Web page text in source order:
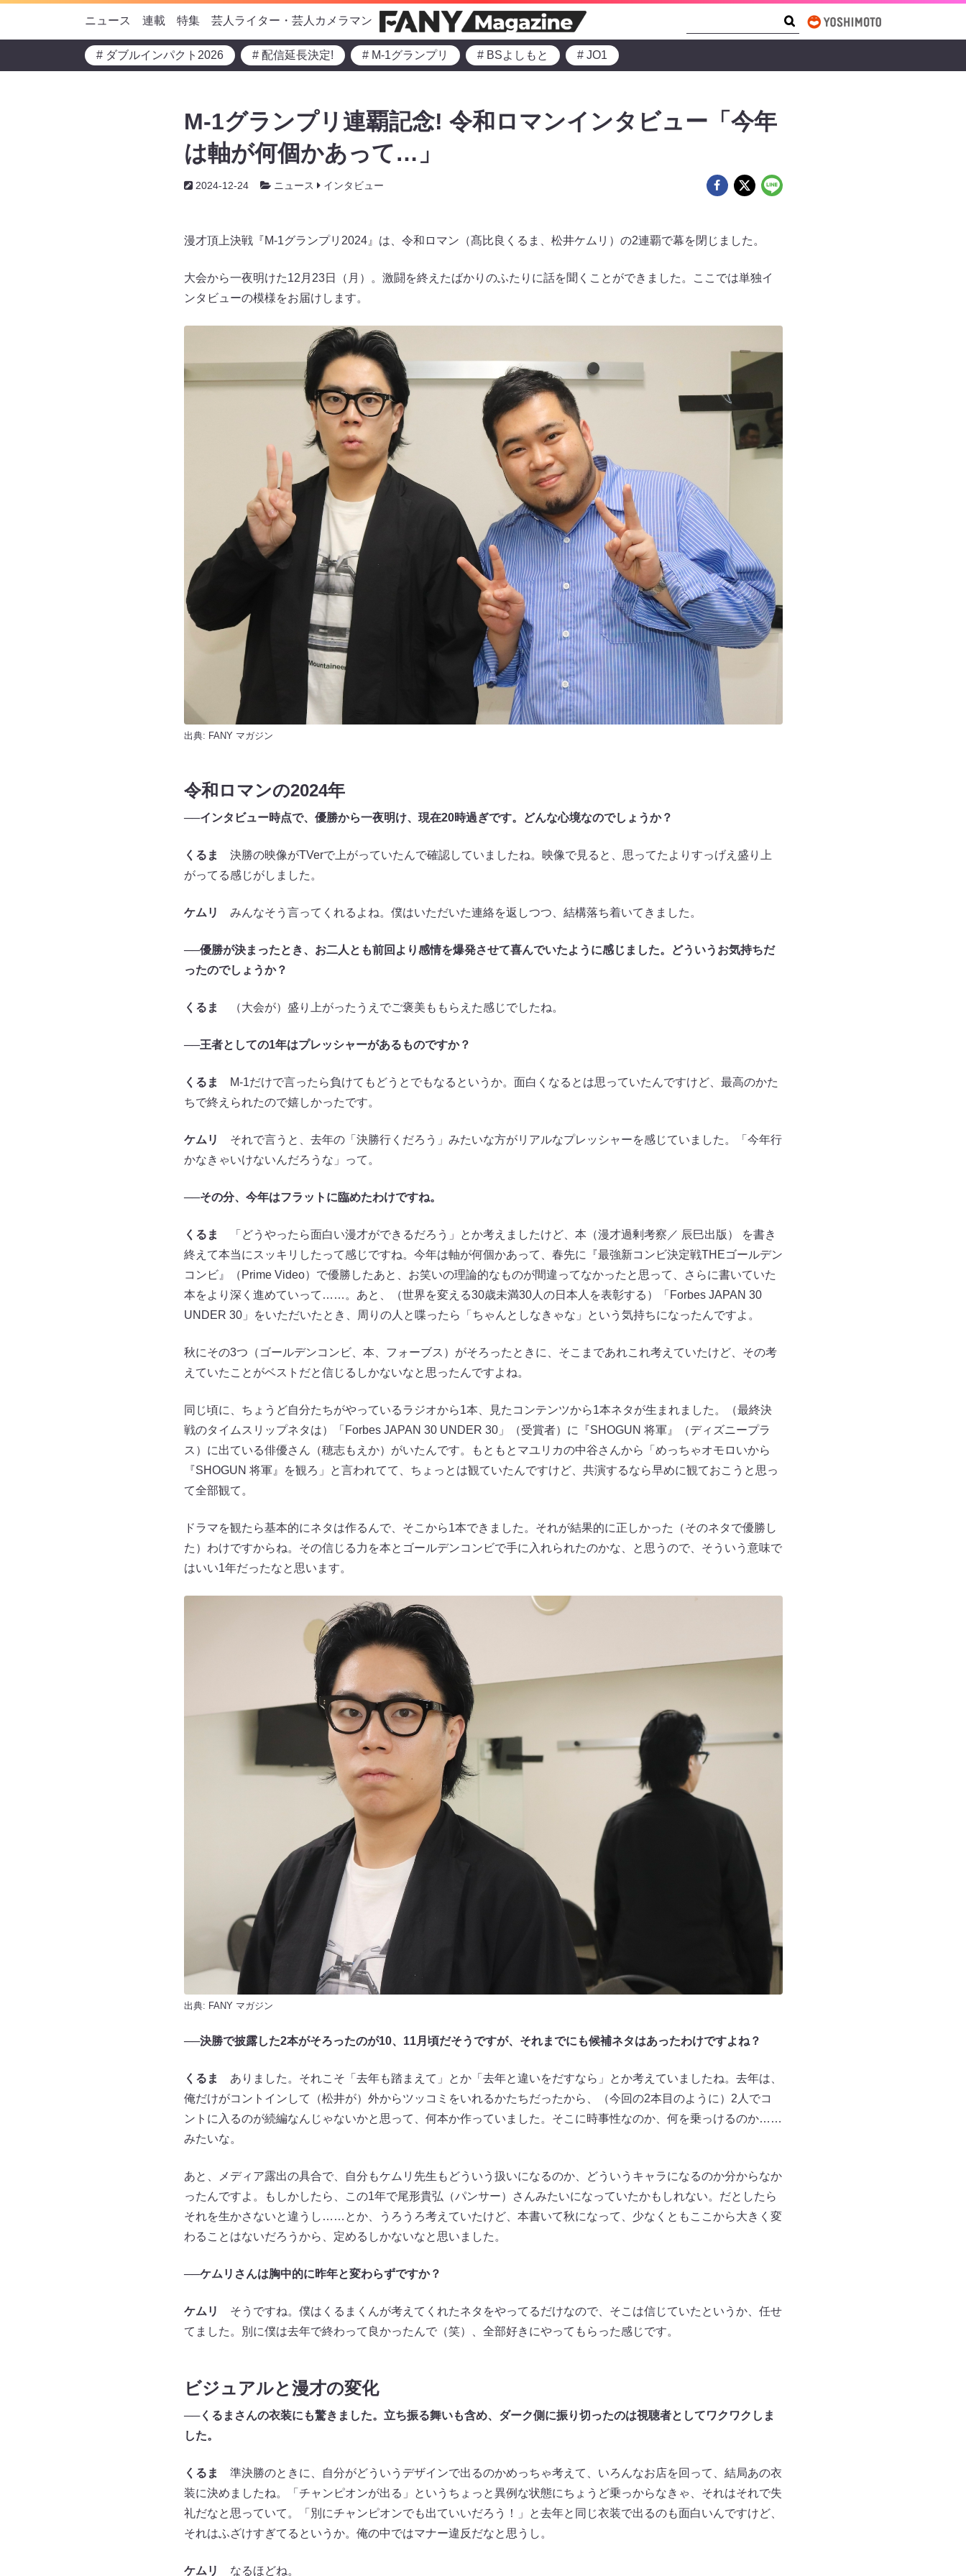
ニュース 連載 特集 芸人ライター・芸人カメラマン
# ダブルインパクト2026 # 配信延長決定! # M-1グランプリ # BSよしもと # JO1
M-1グランプリ連覇記念! 令和ロマンインタビュー「今年
は軸が何個かあって…」
2024-12-24 ニュース インタビュー
漫才頂上決戦『M-1グランプリ2024』は、令和ロマン（髙比良くるま、松井ケムリ）の2連覇で幕を閉じました。
大会から一夜明けた12月23日（月）。激闘を終えたばかりのふたりに話を聞くことができました。ここでは単独イ
ンタビューの模様をお届けします。
出典: FANY マガジン
令和ロマンの2024年
──インタビュー時点で、優勝から一夜明け、現在20時過ぎです。どんな心境なのでしょうか？
くるま
決勝の映像がTVerで上がっていたんで確認していましたね。映像で見ると、思ってたよりすっげえ盛り上
がってる感じがしました。
ケムリ みんなそう言ってくれるよね。僕はいただいた連絡を返しつつ、結構落ち着いてきました。
──優勝が決まったとき、お二人とも前回より感情を爆発させて喜んでいたように感じました。どういうお気持ちだ
ったのでしょうか？
くるま （大会が）盛り上がったうえでご褒美ももらえた感じでしたね。
──王者としての1年はプレッシャーがあるものですか？
くるま
M-1だけで言ったら負けてもどうとでもなるというか。面白くなるとは思っていたんですけど、最高のかた
ちで終えられたので嬉しかったです。
ケムリ
それで言うと、去年の「決勝行くだろう」みたいな方がリアルなプレッシャーを感じていました。「今年行
かなきゃいけないんだろうな」って。
──その分、今年はフラットに臨めたわけですね。
くるま
「どうやったら面白い漫才ができるだろう」とか考えましたけど、本（漫才過剰考察／ 辰巳出版） を書き
終えて本当にスッキリしたって感じですね。今年は軸が何個かあって、春先に『最強新コンビ決定戦THEゴールデン
コンビ』（Prime Video）で優勝したあと、お笑いの理論的なものが間違ってなかったと思って、さらに書いていた
本をより深く進めていって……。あと、（世界を変える30歳未満30人の日本人を表彰する）「Forbes JAPAN 30
UNDER 30」をいただいたとき、周りの人と喋ったら「ちゃんとしなきゃな」という気持ちになったんですよ。
秋にその3つ（ゴールデンコンビ、本、フォーブス）がそろったときに、そこまであれこれ考えていたけど、その考
えていたことがベストだと信じるしかないなと思ったんですよね。
同じ頃に、ちょうど自分たちがやっているラジオから1本、見たコンテンツから1本ネタが生まれました。（最終決
戦のタイムスリップネタは）「Forbes JAPAN 30 UNDER 30」（受賞者）に『SHOGUN 将軍』（ディズニープラ
ス）に出ている俳優さん（穂志もえか）がいたんです。もともとマユリカの中谷さんから「めっちゃオモロいから
『SHOGUN 将軍』を観ろ」と言われてて、ちょっとは観ていたんですけど、共演するなら早めに観ておこうと思っ
て全部観て。
ドラマを観たら基本的にネタは作るんで、そこから1本できました。それが結果的に正しかった（そのネタで優勝し
た）わけですからね。その信じる力を本とゴールデンコンビで手に入れられたのかな、と思うので、そういう意味で
はいい1年だったなと思います。
出典: FANY マガジン
──決勝で披露した2本がそろったのが10、11月頃だそうですが、それまでにも候補ネタはあったわけですよね？
くるま
ありました。それこそ「去年も踏まえて」とか「去年と違いをだすなら」とか考えていましたね。去年は、
俺だけがコントインして（松井が）外からツッコミをいれるかたちだったから、（今回の2本目のように）2人でコ
ントに入るのが続編なんじゃないかと思って、何本か作っていました。そこに時事性なのか、何を乗っけるのか……
みたいな。
あと、メディア露出の具合で、自分もケムリ先生もどういう扱いになるのか、どういうキャラになるのか分からなか
ったんですよ。もしかしたら、この1年で尾形貴弘（パンサー）さんみたいになっていたかもしれない。だとしたら
それを生かさないと違うし……とか、うろうろ考えていたけど、本書いて秋になって、少なくともここから大きく変
わることはないだろうから、定めるしかないなと思いました。
──ケムリさんは胸中的に昨年と変わらずですか？
ケムリ
そうですね。僕はくるまくんが考えてくれたネタをやってるだけなので、そこは信じていたというか、任せ
てました。別に僕は去年で終わって良かったんで（笑）、全部好きにやってもらった感じです。
ビジュアルと漫才の変化
──くるまさんの衣装にも驚きました。立ち振る舞いも含め、ダーク側に振り切ったのは視聴者としてワクワクしま
した。
くるま
準決勝のときに、自分がどういうデザインで出るのかめっちゃ考えて、いろんなお店を回って、結局あの衣
装に決めましたね。「チャンピオンが出る」というちょっと異例な状態にちょうど乗っからなきゃ、それはそれで失
礼だなと思っていて。「別にチャンピオンでも出ていいだろう！」と去年と同じ衣装で出るのも面白いんですけど、
それはふざけすぎてるというか。俺の中ではマナー違反だなと思うし。
ケムリ なるほどね。